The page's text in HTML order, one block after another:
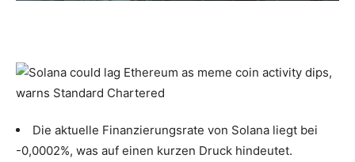
Die aktuelle Finanzierungsrate von Solana liegt bei
-0,0002%, was auf einen kurzen Druck hindeutet.